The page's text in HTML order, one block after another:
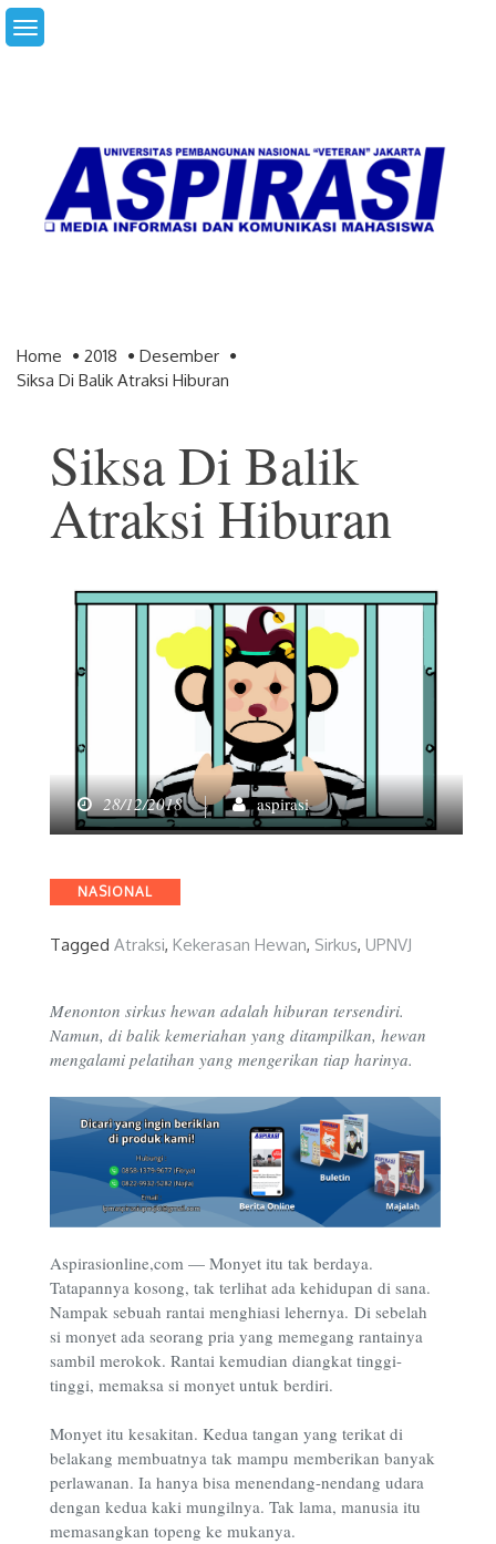
Skip
to
Home 2018
Desember
Siksa Di Balik Atraksi Hiburan
Siksa Di Balik
Atraksi Hiburan
28/12/2018 aspirasi
Categories
NASIONAL
Tagged Atraksi, Kekerasan Hewan, Sirkus, UPNVJ
Menonton sirkus hewan adalah hiburan tersendiri.
Namun, di balik kemeriahan yang ditampilkan, hewan
mengalami pelatihan yang mengerikan tiap harinya.
Aspirasionline,com — Monyet itu tak berdaya.
Tatapannya kosong, tak terlihat ada kehidupan di sana.
Nampak sebuah rantai menghiasi lehernya. Di sebelah
si monyet ada seorang pria yang memegang rantainya
sambil merokok. Rantai kemudian diangkat tinggi-
tinggi, memaksa si monyet untuk berdiri.
Monyet itu kesakitan. Kedua tangan yang terikat di
belakang membuatnya tak mampu memberikan banyak
perlawanan. Ia hanya bisa menendang-nendang udara
dengan kedua kaki mungilnya. Tak lama, manusia itu
memasangkan topeng ke mukanya.